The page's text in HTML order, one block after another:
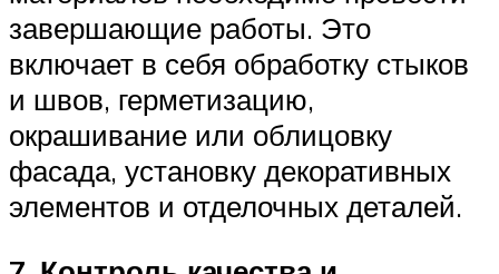
завершающие работы. Это
включает в себя обработку стыков
и швов, герметизацию,
окрашивание или облицовку
фасада, установку декоративных
элементов и отделочных деталей.